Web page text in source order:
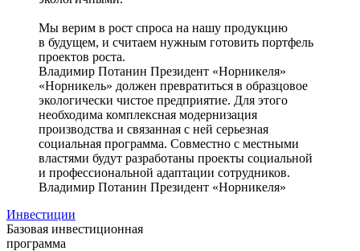
Мы верим в рост спроса на нашу продукцию
в будущем, и считаем нужным готовить портфель
проектов роста.
Владимир Потанин Президент «Норникеля»
«Норникель» должен превратиться в образцовое
экологически чистое предприятие. Для этого
необходима комплексная модернизация
производства и связанная с ней серьезная
социальная программа. Совместно с местными
властями будут разработаны проекты социальной
и профессиональной адаптации сотрудников.
Владимир Потанин Президент «Норникеля»
Инвестиции
Базовая инвестиционная
программа